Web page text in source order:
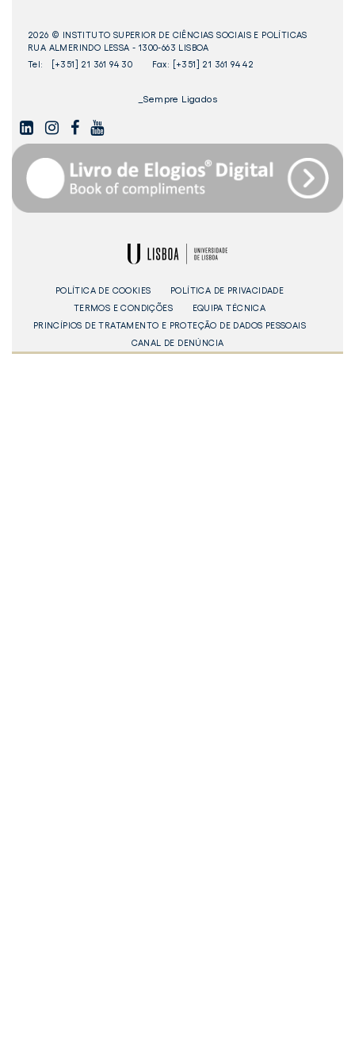
2026 © INSTITUTO SUPERIOR DE CIÊNCIAS SOCIAIS E POLÍTICAS
RUA ALMERINDO LESSA - 1300-663 LISBOA
Tel:
[+351] 21 361 94 30 Fax: [+351] 21 361 94 42
_Sempre Ligados
LINKEDININSTAGAMFACEBOOK
YOUTUBE
POLÍTICA DE COOKIES
POLÍTICA DE PRIVACIDADE
TERMOS E CONDIÇÕES
EQUIPA TÉCNICA
PRINCÍPIOS DE TRATAMENTO E PROTEÇÃO DE DADOS PESSOAIS
CANAL DE DENÚNCIA